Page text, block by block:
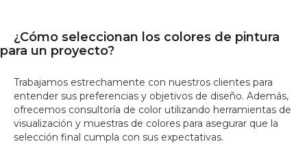
¿Cómo seleccionan los colores de pintura
para un proyecto?
Trabajamos estrechamente con nuestros clientes para
entender sus preferencias y objetivos de diseño. Además,
ofrecemos consultoría de color utilizando herramientas de
visualización y muestras de colores para asegurar que la
selección final cumpla con sus expectativas.